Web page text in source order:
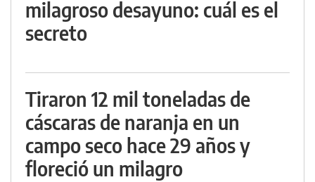
milagroso desayuno: cuál es el
secreto
Tiraron 12 mil toneladas de
cáscaras de naranja en un
campo seco hace 29 años y
floreció un milagro